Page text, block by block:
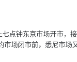
钟东京市场开市，
场闭市前，悉尼市场